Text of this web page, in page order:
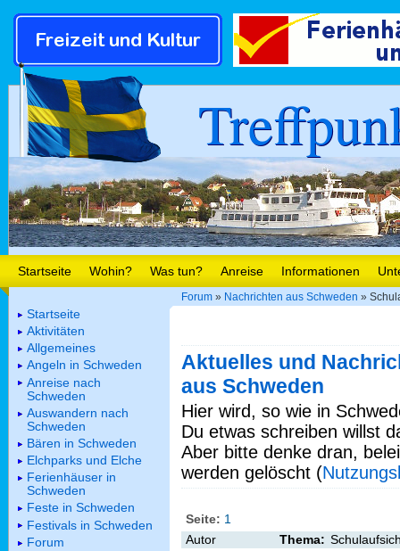
Startseite Wohin? Was tun? Anreise Informationen
Forum » Nachrichten aus Schweden »
Aktuelles und
aus Schweden
Hier wird, so wie in
Du etwas schreiben willst
Aber bitte denke dran,
werden gelöscht (
Seite: 1
Autor
Thema:
Startseite
Aktivitäten
Allgemeines
Angeln in Schweden
Anreise nach
Schweden
Auswandern nach
Schweden
Bären in Schweden
Elchparks und Elche
Ferienhäuser in
Schweden
Feste in Schweden
Festivals in Schweden
Forum